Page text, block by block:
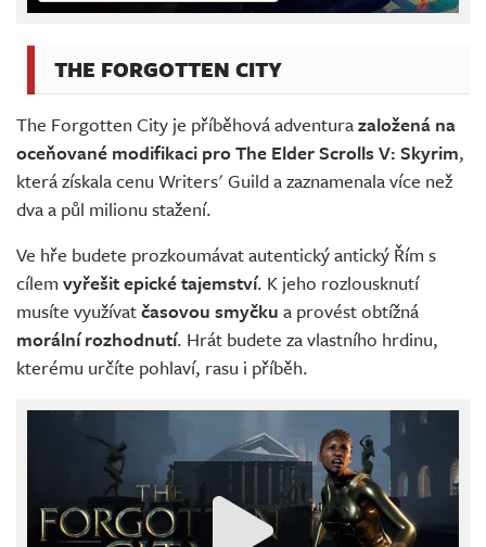
THE FORGOTTEN CITY
The Forgotten City je příběhová adventurazaložená na
oceňované modifikaci pro The Elder Scrolls V: Skyrim,
která získala cenu Writers' Guild a zaznamenala více než
dva a půl milionu stažení.
Ve hře budete prozkoumávat autentický antický Řím s
cílem vyřešit epické tajemství. K jeho rozlousknutí
musíte využívatčasovou smyčku a provést obtížná
morální rozhodnutí. Hrát budete za vlastního hrdinu,
kterému určíte pohlaví, rasu i příběh.